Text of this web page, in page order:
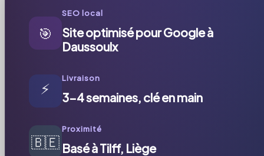
🎯
SEO local
Site optimisé pour Google à
Daussoulx
⚡
Livraison
3-4 semaines, clé en main
🇧🇪
Proximité
Basé à Tilff, Liège